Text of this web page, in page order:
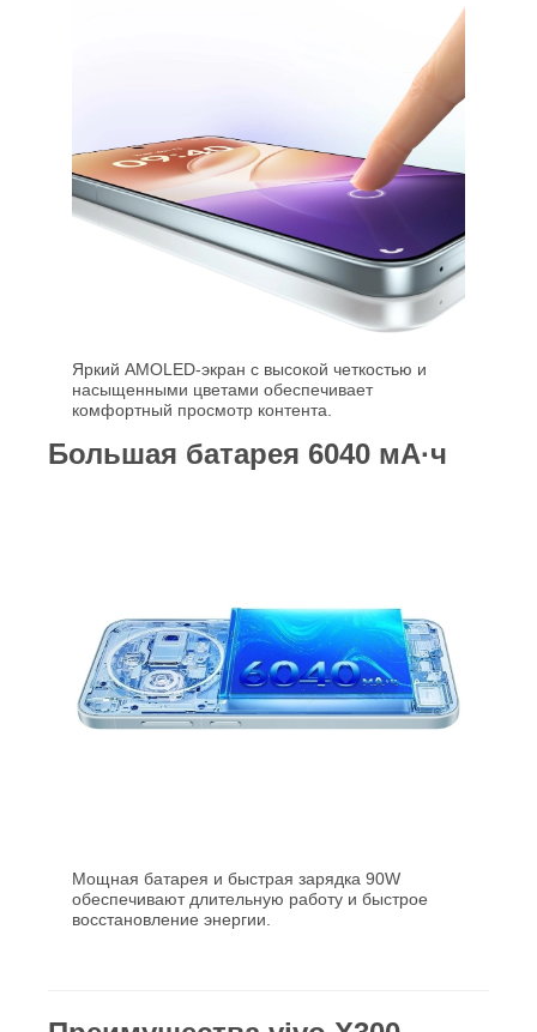
Яркий AMOLED‑экран с высокой четкостью и
насыщенными цветами обеспечивает
комфортный просмотр контента.
Большая батарея 6040 мА·ч
Мощная батарея и быстрая зарядка 90W
обеспечивают длительную работу и быстрое
восстановление энергии.